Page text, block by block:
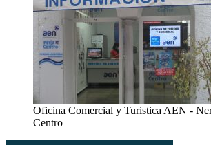
Oficina Comercial y Turistica AEN -
Centro